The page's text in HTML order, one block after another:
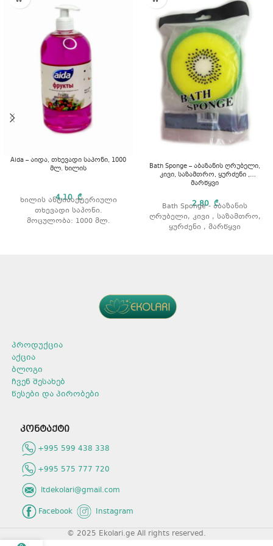
Aida – აიდა, თხევადი საპონი, 1000
მლ. ხილის
4,10₾
ხილის ანტიბაქტერიული
თხევადი საპონი.
მოცულობა: 1000 მლ.
Bath Sponge – აბაზანის ღრუბელი,
კივი, საზამთრო, ყურძენი ,
მარწყვი
2,80₾
Bath Sponge - აბაზანის
ღრუბელი, კივი , საზამთრო,
ყურძენი , მარწყვი
პროდუქცია
აქცია
ბლოგი
ჩვენ შესახებ
წესები და პირობები
კონტაქტი
+995 599 438 338
+995 575 777 720
ltdekolari@gmail.com
Facebook
Instagram
© 2025 Ekolari.ge All rights reserved.